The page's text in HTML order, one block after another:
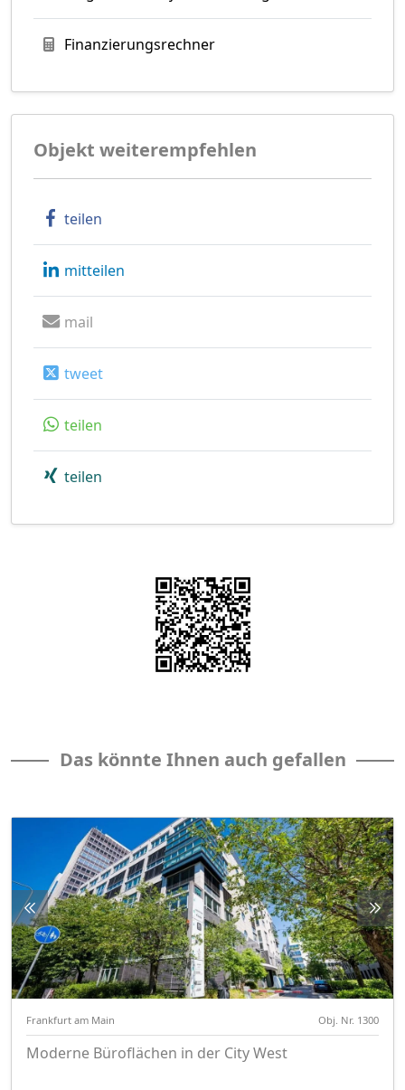
Finanzierungsrechner
Objekt weiterempfehlen
teilen
mitteilen
mail
tweet
teilen
teilen
Das könnte Ihnen auch gefallen
Frankfurt am Main Obj. Nr. 1300
Moderne Büroflächen in der City West